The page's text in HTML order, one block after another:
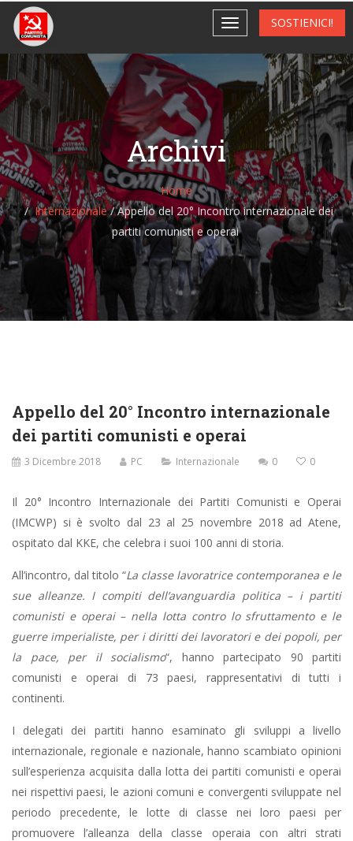
SOSTIENICI!
Archivi
Home
Internazionale /Appello del 20° Incontro internazionale dei
partiti comunisti e operai
Appello del 20° Incontro internazionale
dei partiti comunisti e operai
3 Dicembre 2018 PC Internazionale 0 0
Il 20° Incontro Internazionale dei Partiti Comunisti e Operai
(IMCWP) si è svolto dal 23 al 25 novembre 2018 ad Atene,
ospitato dal KKE, che celebra i suoi 100 anni di storia.
All’incontro, dal titolo “La classe lavoratrice contemporanea e le
sue alleanze. I compiti dell’avanguardia politica – i partiti
comunisti e operai – nella lotta contro lo sfruttamento e le
guerre imperialiste, per i diritti dei lavoratori e dei popoli, per
la pace, per il socialismo“, hanno partecipato 90 partiti
comunisti e operai di 73 paesi, rappresentativi di tutti i
continenti.
I delegati dei partiti hanno esaminato gli sviluppi a livello
internazionale, regionale e nazionale, hanno scambiato opinioni
sull’esperienza acquisita dalla lotta dei partiti comunisti e operai
nei rispettivi paesi, le azioni comuni e convergenti sviluppate nel
periodo precedente, le lotte di classe nei loro paesi per
promuovere l’alleanza della classe operaia con altri strati